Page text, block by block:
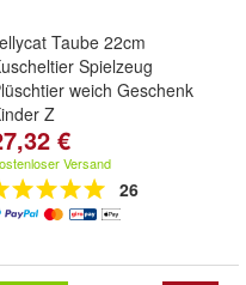
Taube 22cm
Spielzeug
weich Geschenk
Z
€
Versand
26